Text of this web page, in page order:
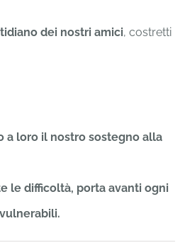
dei nostri amici, costretti
a loro il nostro sostegno alla
le difficoltà, porta avanti ogni